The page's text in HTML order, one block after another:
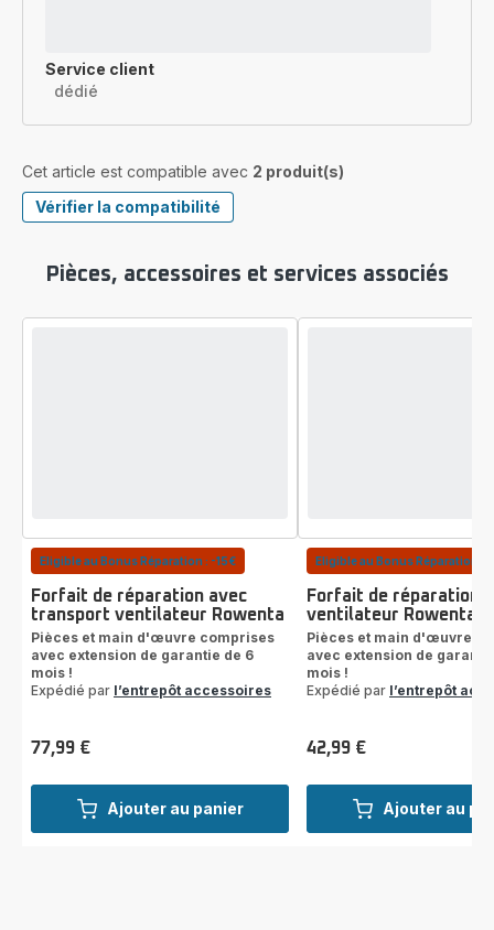
Service client
dédié
Cet article est compatible avec 2 produit(s)
Vérifier la compatibilité
Pièces, accessoires et services associés
Ajouter au panier
Eligible au Bonus Réparation : -15€
Forfait de réparation avec
transport ventilateur Rowenta
Pièces et main d'œuvre comprises
avec extension de garantie de 6
mois !
Expédié par l’entrepôt accessoires
Prix
77,99 €
Ajouter au
Eligible au Bonus Réparation : -
Forfait de réparation
ventilateur Rowenta
Pièces et main d'œuvre
avec extension de
mois !
Expédié par l’entrepôt
Prix
42,99 €